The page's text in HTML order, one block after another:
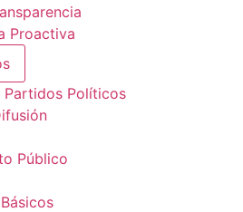
Proactiva
Partidos Políticos
Público